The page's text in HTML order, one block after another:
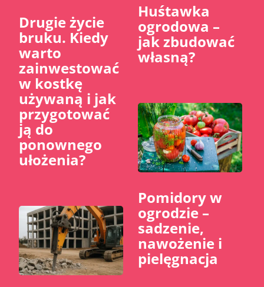
​Drugie życie
bruku. Kiedy
warto
zainwestować
w kostkę
używaną i jak
przygotować
ją do
ponownego
ułożenia?
Huśtawka
ogrodowa –
jak zbudować
własną?
Pomidory w
ogrodzie –
sadzenie,
nawożenie i
pielęgnacja